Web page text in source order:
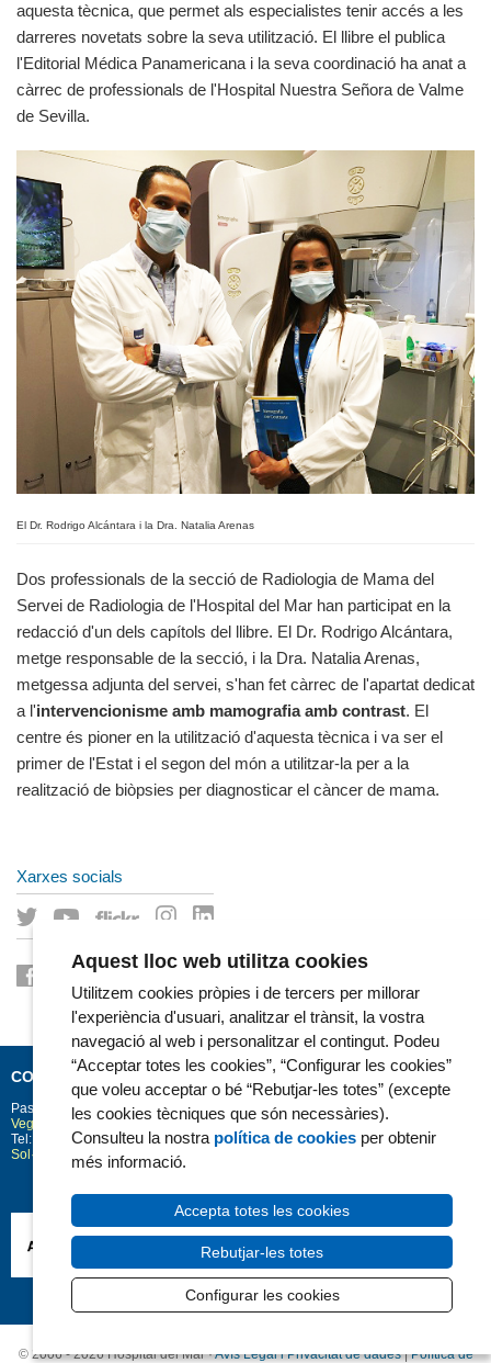
aquesta tècnica, que permet als especialistes tenir accés a les
darreres novetats sobre la seva utilització. El llibre el publica
l'Editorial Médica Panamericana i la seva coordinació ha anat a
càrrec de professionals de l'Hospital Nuestra Señora de Valme
de Sevilla.
El Dr. Rodrigo Alcántara i la Dra. Natalia Arenas
Dos professionals de la secció de Radiologia de Mama del
Servei de Radiologia de l'Hospital del Mar han participat en la
redacció d'un dels capítols del llibre. El Dr. Rodrigo Alcántara,
metge responsable de la secció, i la Dra. Natalia Arenas,
metgessa adjunta del servei, s'han fet càrrec de l'apartat dedicat
a l'intervencionisme amb mamografia amb contrast. El
centre és pioner en la utilització d'aquesta tècnica i va ser el
primer de l'Estat i el segon del món a utilitzar-la per a la
realització de biòpsies per diagnosticar el càncer de mama.
Xarxes socials
CONTACTE
Passeig Marítim 25-29 Barcelona 08003
Vegeu la situació a Google Maps
Tel: 93 248 30 00 · Fax: 93 248 32 54
Sol·licitud d'informació
© 2006 - 2026 Hospital del Mar ·Avís Legal i Privacitat de dades|Política de
Aquest lloc web utilitza cookies
Utilitzem cookies pròpies i de tercers per millorar
l'experiència d'usuari, analitzar el trànsit, la vostra
navegació al web i personalitzar el contingut. Podeu
“Acceptar totes les cookies”, “Configurar les cookies”
que voleu acceptar o bé “Rebutjar-les totes” (excepte
les cookies tècniques que són necessàries).
Consulteu la nostra política de cookies per obtenir
més informació.
Accepta totes les cookies
Rebutjar-les totes
Configurar les cookies